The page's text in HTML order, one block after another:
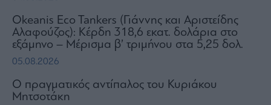
Okeanis Eco Tankers (Γιάννης και Αριστείδης
Αλαφούζος): Κέρδη 318,6 εκατ. δολάρια στο
εξάμηνο – Μέρισμα β’ τριμήνου στα 5,25 δολ.
05.08.2026
Ο πραγματικός αντίπαλος του Κυριάκου
Μητσοτάκη